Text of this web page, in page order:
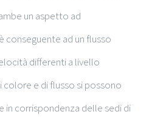
un aspetto ad
conseguente ad un flusso
differenti a livello
colore e di flusso si possono
in corrispondenza delle sedi di